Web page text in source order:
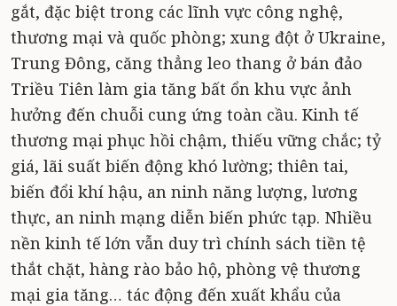
gắt, đặc biệt trong các lĩnh vực công nghệ,
thương mại và quốc phòng; xung đột ở Ukraine,
Trung Đông, căng thẳng leo thang ở bán đảo
Triều Tiên làm gia tăng bất ổn khu vực ảnh
hưởng đến chuỗi cung ứng toàn cầu. Kinh tế
thương mại phục hồi chậm, thiếu vững chắc; tỷ
giá, lãi suất biến động khó lường; thiên tai,
biến đổi khí hậu, an ninh năng lượng, lương
thực, an ninh mạng diễn biến phức tạp. Nhiều
nền kinh tế lớn vẫn duy trì chính sách tiền tệ
thắt chặt, hàng rào bảo hộ, phòng vệ thương
mại gia tăng… tác động đến xuất khẩu của